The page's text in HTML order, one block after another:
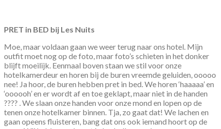
PRET in BED bij Les Nuits
Moe, maar voldaan gaan we weer terug naar ons hotel. Mijn
outfit moet nog op de foto, maar foto’s schieten in het donker
blijft moeilijk. Eenmaal boven staan we stil voor onze
hotelkamerdeur en horen bij de buren vreemde geluiden, ooooo
nee! Ja hoor, de buren hebben pret in bed. We horen ‘haaaaa’ en
‘oooooh’ en er wordt af en toe geklapt, maar niet in de handen
???? . We slaan onze handen voor onze mond en lopen op de
tenen onze hotelkamer binnen. Tja, zo gaat dat! We lachen en
gaan opeens fluisteren, bang dat ons ook iemand hoort op de